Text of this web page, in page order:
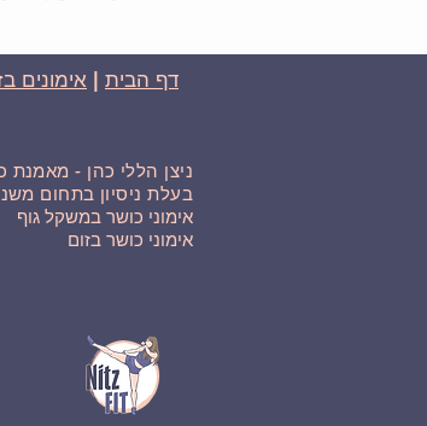
דף הבית אימונים
ניצן הללי כהן - מאמנת
בעלת ניסיון בתחום משנת
אימוני כושר במשקל גוף
אימוני כושר בזום